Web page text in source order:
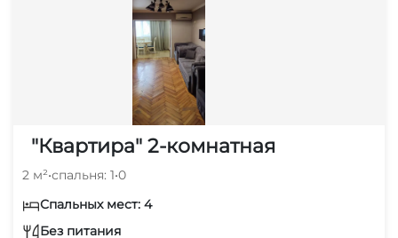
"Квартира" 2-комнатная
2 м²•спальня: 1•0
Спальных мест: 4
Без питания